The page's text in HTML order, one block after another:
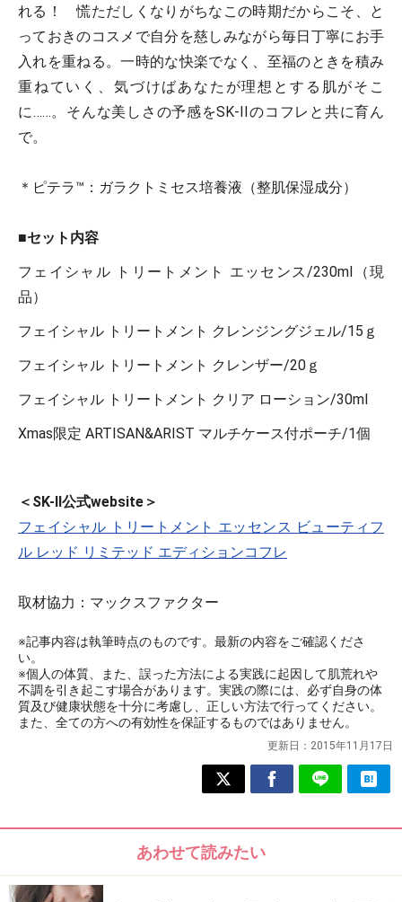
れる！ 慌ただしくなりがちなこの時期だからこそ、と
っておきのコスメで自分を慈しみながら毎日丁寧にお手
入れを重ねる。一時的な快楽でなく、至福のときを積み
重ねていく、気づけばあなたが理想とする肌がそこ
に……。そんな美しさの予感をSK-IIのコフレと共に育ん
で。
＊ピテラ™：ガラクトミセス培養液（整肌保湿成分）
■セット内容
フェイシャル トリートメント エッセンス/230ml（現
品）
フェイシャル トリートメント クレンジングジェル/15ｇ
フェイシャル トリートメント クレンザー/20ｇ
フェイシャル トリートメント クリア ローション/30ml
Xmas限定 ARTISAN&ARIST マルチケース付ポーチ/1個
＜SK-II公式website＞
フェイシャル トリートメント エッセンス ビューティフ
ル レッド リミテッド エディションコフレ
取材協力：マックスファクター
※記事内容は執筆時点のものです。最新の内容をご確認くださ
い。
※個人の体質、また、誤った方法による実践に起因して肌荒れや
不調を引き起こす場合があります。実践の際には、必ず自身の体
質及び健康状態を十分に考慮し、正しい方法で行ってください。
また、全ての方への有効性を保証するものではありません。
更新日： 2015年11月17日
あわせて読みたい